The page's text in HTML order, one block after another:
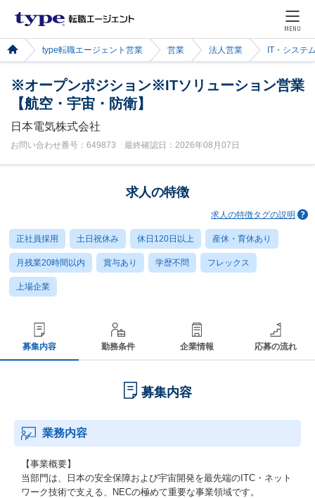
MENU
type転職エージェント営業 営業 法人営業 IT・システ
※オープンポジション※ITソリューション営業
【航空・宇宙・防衛】
日本電気株式会社
お問い合わせ番号：649873 最終確認日：2026年08月07日
求人の特徴
求人の特徴タグの説明
正社員採用 土日祝休み 休日120日以上 産休・育休あり
月残業20時間以内 賞与あり 学歴不問 フレックス
上場企業
募集内容 勤務条件 企業情報 応募の流れ
募集内容
業務内容
【事業概要】
当部門は、日本の安全保障および宇宙開発を最先端のITC・ネット
ワーク技術で支える、NECの極めて重要な事業領域です。